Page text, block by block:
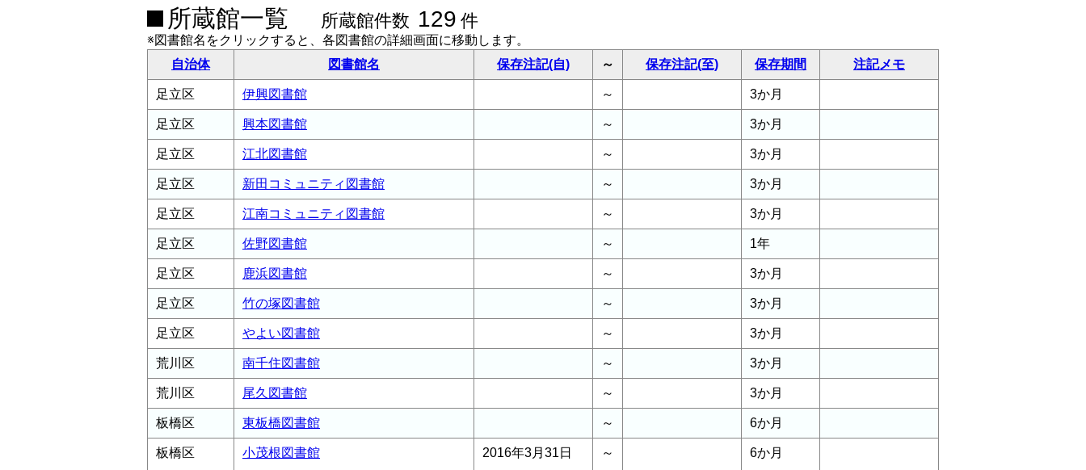
所蔵館一覧 所蔵館件数 129 件
※図書館名をクリックすると、各図書館の詳細画面に移動します。
自治体
図書館名 保存注記(自) ～ 保存注記(至) 保存期間 注記メモ
足立区 伊興図書館 ～ 3か月
足立区 興本図書館 ～ 3か月
足立区 江北図書館 ～ 3か月
足立区 新田コミュニティ図書館 ～ 3か月
足立区 江南コミュニティ図書館 ～ 3か月
足立区 佐野図書館 ～ 1年
足立区 鹿浜図書館 ～ 3か月
足立区 竹の塚図書館 ～ 3か月
足立区 やよい図書館 ～ 3か月
荒川区 南千住図書館 ～ 3か月
荒川区 尾久図書館 ～ 3か月
板橋区 東板橋図書館 ～ 6か月
板橋区 小茂根図書館
2016年3月31日
～ 6か月